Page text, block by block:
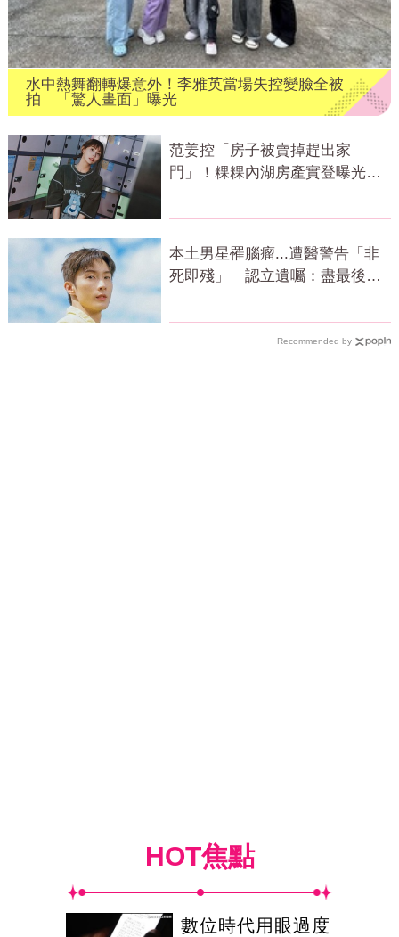
水中熱舞翻轉爆意外！李雅英當場失控變臉全被
拍 「驚人畫面」曝光
范姜控「房子被賣掉趕出家
門」！粿粿內湖房產實登曝光 3
本土男星罹腦瘤...遭醫警告「非
死即殘」 認立遺囑：盡最後心
Recommended by
HOT焦點
數位時代用眼過度